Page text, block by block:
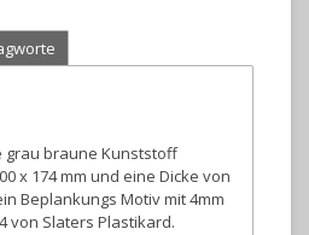
grau braune Kunststoff
x 174 mm und eine Dicke von
Beplankungs Motiv mit 4mm
von Slaters Plastikard.